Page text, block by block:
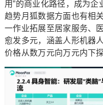
用”的商业化路径，成为企
趋势月狐数据方面也有相
一作业拓展至居家服务、
愈发多元，涵盖人形机器
价格从数万元向万元内下